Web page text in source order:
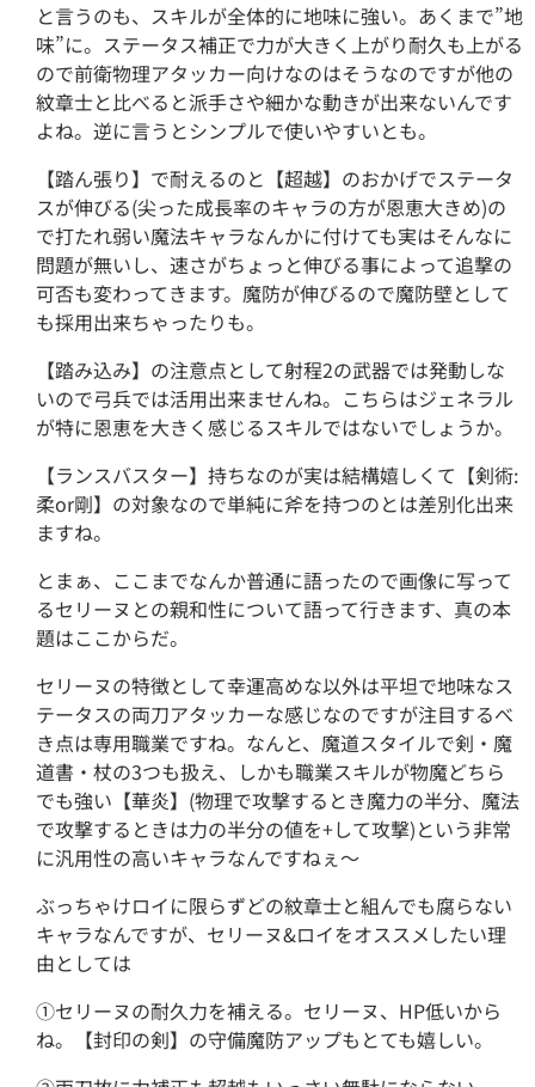
と言うのも、スキルが全体的に地味に強い。あくまで”地
味”に。ステータス補正で力が大きく上がり耐久も上がる
ので前衛物理アタッカー向けなのはそうなのですが他の
紋章士と比べると派手さや細かな動きが出来ないんです
よね。逆に言うとシンプルで使いやすいとも。
【踏ん張り】で耐えるのと【超越】のおかげでステータ
スが伸びる(尖った成長率のキャラの方が恩恵大きめ)の
で打たれ弱い魔法キャラなんかに付けても実はそんなに
問題が無いし、速さがちょっと伸びる事によって追撃の
可否も変わってきます。魔防が伸びるので魔防壁として
も採用出来ちゃったりも。
【踏み込み】の注意点として射程2の武器では発動しな
いので弓兵では活用出来ませんね。こちらはジェネラル
が特に恩恵を大きく感じるスキルではないでしょうか。
【ランスバスター】持ちなのが実は結構嬉しくて【剣術:
柔or剛】の対象なので単純に斧を持つのとは差別化出来
ますね。
とまぁ、ここまでなんか普通に語ったので画像に写って
るセリーヌとの親和性について語って行きます、真の本
題はここからだ。
セリーヌの特徴として幸運高めな以外は平坦で地味なス
テータスの両刀アタッカーな感じなのですが注目するべ
き点は専用職業ですね。なんと、魔道スタイルで剣・魔
道書・杖の3つも扱え、しかも職業スキルが物魔どちら
でも強い【華炎】(物理で攻撃するとき魔力の半分、魔法
で攻撃するときは力の半分の値を+して攻撃)という非常
に汎用性の高いキャラなんですねぇ～
ぶっちゃけロイに限らずどの紋章士と組んでも腐らない
キャラなんですが、セリーヌ&ロイをオススメしたい理
由としては
①セリーヌの耐久力を補える。セリーヌ、HP低いから
ね。【封印の剣】の守備魔防アップもとても嬉しい。